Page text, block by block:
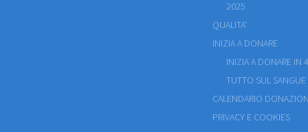
2025
QUALITA'
INIZIA A DONARE
INIZIA A DONARE IN
TUTTO SUL SANGUE
CALENDARIO
PRIVACY E COOKIES